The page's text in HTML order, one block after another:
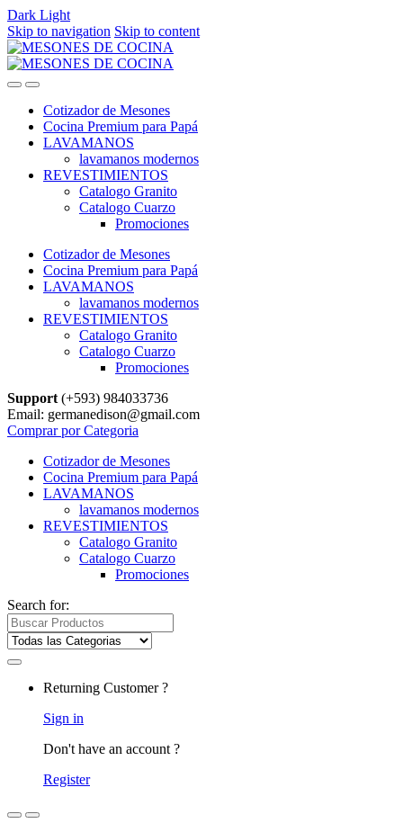
Dark Light
Skip to navigation Skip to content
Cotizador de Mesones
Cocina Premium para Papá
LAVAMANOS
lavamanos modernos
REVESTIMIENTOS
Catalogo Granito
Catalogo Cuarzo
Promociones
Cotizador de Mesones
Cocina Premium para Papá
LAVAMANOS
lavamanos modernos
REVESTIMIENTOS
Catalogo Granito
Catalogo Cuarzo
Promociones
Support (+593) 984033736
Email: germanedison@gmail.com
Comprar por Categoria
Cotizador de Mesones
Cocina Premium para Papá
LAVAMANOS
lavamanos modernos
REVESTIMIENTOS
Catalogo Granito
Catalogo Cuarzo
Promociones
Search for:
Returning Customer ?
Sign in
Don't have an account ?
Register